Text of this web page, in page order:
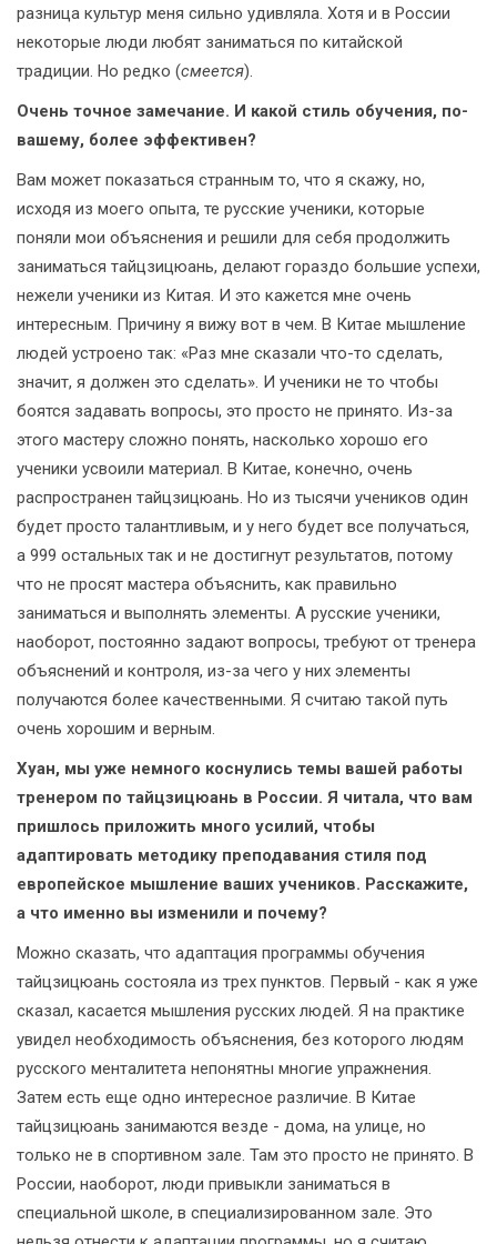
разница культур меня сильно удивляла. Хотя и в России
некоторые люди любят заниматься по китайской
традиции. Но редко (смеется).
Очень точное замечание. И какой стиль обучения, по-
вашему, более эффективен?
Вам может показаться странным то, что я скажу, но,
исходя из моего опыта, те русские ученики, которые
поняли мои объяснения и решили для себя продолжить
заниматься тайцзицюань, делают гораздо большие успехи,
нежели ученики из Китая. И это кажется мне очень
интересным. Причину я вижу вот в чем. В Китае мышление
людей устроено так: «Раз мне сказали что-то сделать,
значит, я должен это сделать». И ученики не то чтобы
боятся задавать вопросы, это просто не принято. Из-за
этого мастеру сложно понять, насколько хорошо его
ученики усвоили материал. В Китае, конечно, очень
распространен тайцзицюань. Но из тысячи учеников один
будет просто талантливым, и у него будет все получаться,
а 999 остальных так и не достигнут результатов, потому
что не просят мастера объяснить, как правильно
заниматься и выполнять элементы. А русские ученики,
наоборот, постоянно задают вопросы, требуют от тренера
объяснений и контроля, из-за чего у них элементы
получаются более качественными. Я считаю такой путь
очень хорошим и верным.
Хуан, мы уже немного коснулись темы вашей работы
тренером по тайцзицюань в России. Я читала, что вам
пришлось приложить много усилий, чтобы
адаптировать методику преподавания стиля под
европейское мышление ваших учеников. Расскажите,
а что именно вы изменили и почему?
Можно сказать, что адаптация программы обучения
тайцзицюань состояла из трех пунктов. Первый - как я уже
сказал, касается мышления русских людей. Я на практике
увидел необходимость объяснения, без которого людям
русского менталитета непонятны многие упражнения.
Затем есть еще одно интересное различие. В Китае
тайцзицюань занимаются везде - дома, на улице, но
только не в спортивном зале. Там это просто не принято. В
России, наоборот, люди привыкли заниматься в
специальной школе, в специализированном зале. Это